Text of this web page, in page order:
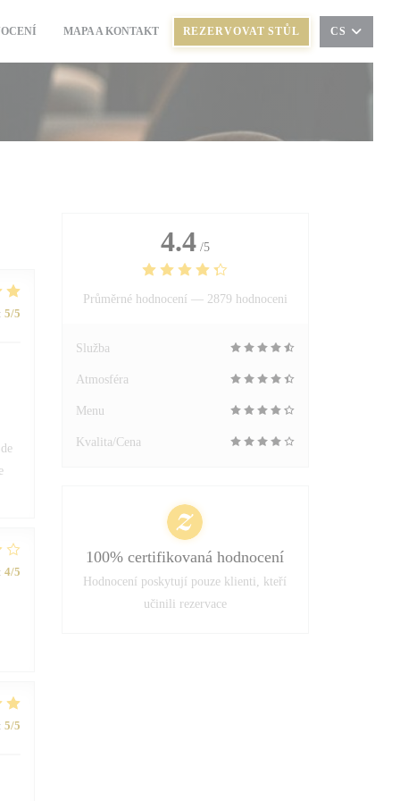
MAPA A KONTAKT REZERVOVAT STŮL CS
: 5/5
: 4/5
: 5/5
4.4 /5
Průměrné hodnocení — 2879 hodnoceni
Služba
Atmosféra
Menu
Kvalita/Cena
100% certifikovaná hodnocení
Hodnocení poskytují pouze klienti, kteří
učinili rezervace